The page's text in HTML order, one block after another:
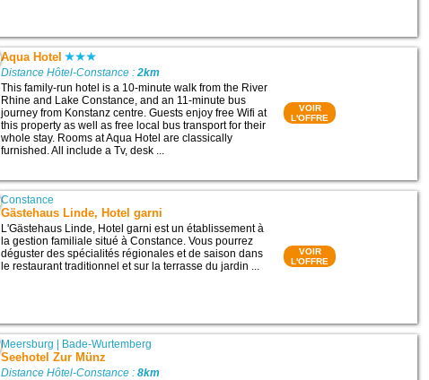
Aqua Hotel
Distance Hôtel-Constance :2km
This family-run hotel is a 10-minute walk from the River
Rhine and Lake Constance, and an 11-minute bus
journey from Konstanz centre. Guests enjoy free Wifi at
this property as well as free local bus transport for their
whole stay. Rooms at Aqua Hotel are classically
furnished. All include a Tv, desk ...
VOIR
L'OFFRE
Constance
Gästehaus Linde, Hotel garni
L'Gästehaus Linde, Hotel garni est un établissement à
la gestion familiale situé à Constance. Vous pourrez
déguster des spécialités régionales et de saison dans
le restaurant traditionnel et sur la terrasse du jardin ...
VOIR
L'OFFRE
Meersburg | Bade-Wurtemberg
Seehotel Zur Münz
Distance Hôtel-Constance :8km